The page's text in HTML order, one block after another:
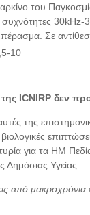
του
συχνότητες
Σε
10
ICNIRP δεν
της
για τα ΗΜ
Δημόσιας Υγείας:
από